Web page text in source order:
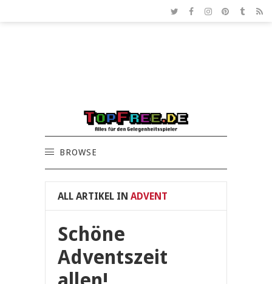
BROWSE
ALL ARTIKEL IN ADVENT
Schöne
Adventszeit